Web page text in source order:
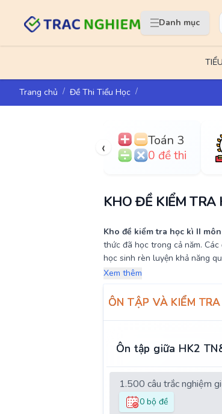
Danh mục
Trang chủ Đề Thi Tiểu Học
‹ Toán 3
0 đề thi
KHO ĐỀ KIỂM TRA
Kho đề kiểm tra học kì II
thức đã học trong cả năm.
học sinh rèn luyện khả năng
Xem thêm
ÔN TẬP VÀ KIỂM
Ôn tập giữa HK2
1.500 câu trắc nghiệm
0 bộ đề